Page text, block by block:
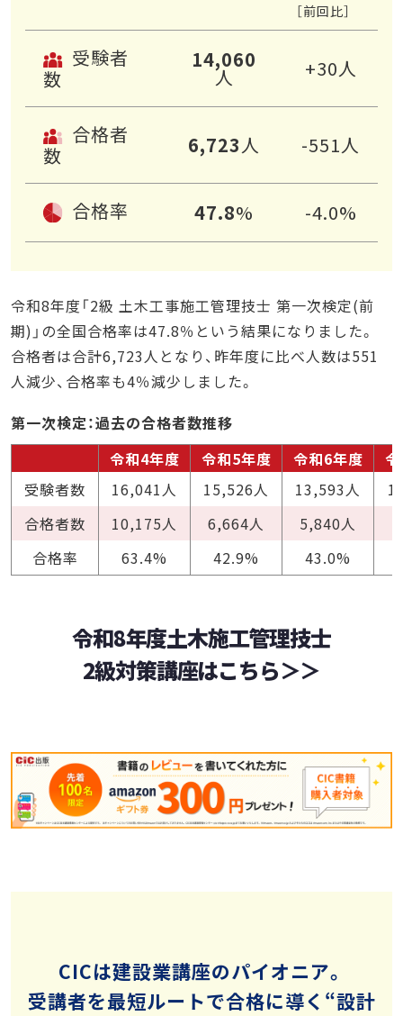
［前回比］
受験者
数
14,060
人 +30人
合格者
数
6,723人 -551人
合格率 47.8% -4.0%
令和8年度「2級 土木工事施工管理技士 第一次検定(前
期)」の全国合格率は47.8％という結果になりました。
合格者は合計6,723人となり、昨年度に比べ人数は551
人減少、合格率も4％減少しました。
第一次検定：過去の合格者数推移
令和4年度
令和5年度 令和6年度
受験者数
16,041人 15,526人 13,593人
合格者数
10,175人 6,664人 5,840人
合格率
63.4% 42.9% 43.0%
令和8年度土木施工管理技士
2級対策講座はこちら＞＞
CICは建設業講座のパイオニア。
受講者を最短ルートで合格に導く“設計